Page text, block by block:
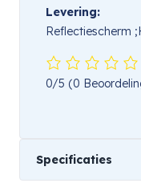
Levering:
Reflectiescherm
0/5 (0
Specificaties